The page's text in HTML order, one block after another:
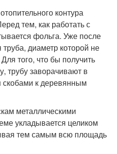
контура
тем, как работать с
фольга. Уже после
диаметр которой не
того, что бы получить
трубу заворачивают в
скобами к деревянным
металлическими
укладывается целиком
тем самым всю площадь